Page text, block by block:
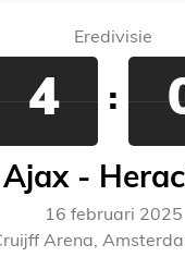
Eredivisie
4 :
Ajax -
16 februari 2025
Arena,